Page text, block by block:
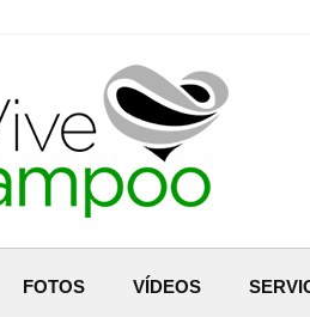
FOTOS VÍDEOS